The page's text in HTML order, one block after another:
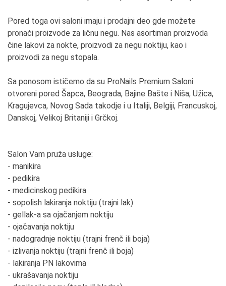
Pored toga ovi saloni imaju i prodajni deo gde možete
pronaći proizvode za ličnu negu. Nas asortiman proizvoda
čine lakovi za nokte, proizvodi za negu noktiju, kao i
proizvodi za negu stopala.
Sa ponosom ističemo da su ProNails Premium Saloni
otvoreni pored Šapca, Beograda, Bajine Bašte i Niša, Užica,
Kragujevca, Novog Sada takodje i u Italiji, Belgiji, Francuskoj,
Danskoj, Velikoj Britaniji i Grčkoj.
Salon Vam pruža usluge:
- manikira
- pedikira
- medicinskog pedikira
- sopolish lakiranja noktiju (trajni lak)
- gellak-a sa ojačanjem noktiju
- ojačavanja noktiju
- nadogradnje noktiju (trajni frenč ili boja)
- izlivanja noktiju (trajni frenč ili boja)
- lakiranja PN lakovima
- ukrašavanja noktiju